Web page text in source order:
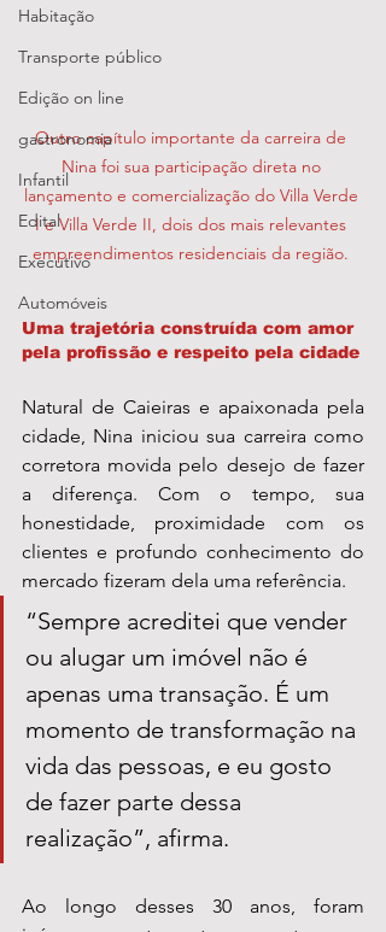
Habitação
Transporte público
Edição on line
gastronomia
Infantil
Edital
Executivo
Automóveis
Outro capítulo importante da carreira de
Nina foi sua participação direta no
lançamento e comercialização do Villa Verde
I e Villa Verde II, dois dos mais relevantes
empreendimentos residenciais da região.
Uma trajetória construída com amor
pela profissão e respeito pela cidade
Natural de Caieiras e apaixonada pela
cidade, Nina iniciou sua carreira como
corretora movida pelo desejo de fazer
a diferença. Com o tempo, sua
honestidade, proximidade com os
clientes e profundo conhecimento do
mercado fizeram dela uma referência.
“Sempre acreditei que vender
ou alugar um imóvel não é
apenas uma transação. É um
momento de transformação na
vida das pessoas, e eu gosto
de fazer parte dessa
realização”, afirma.
Ao longo desses 30 anos, foram